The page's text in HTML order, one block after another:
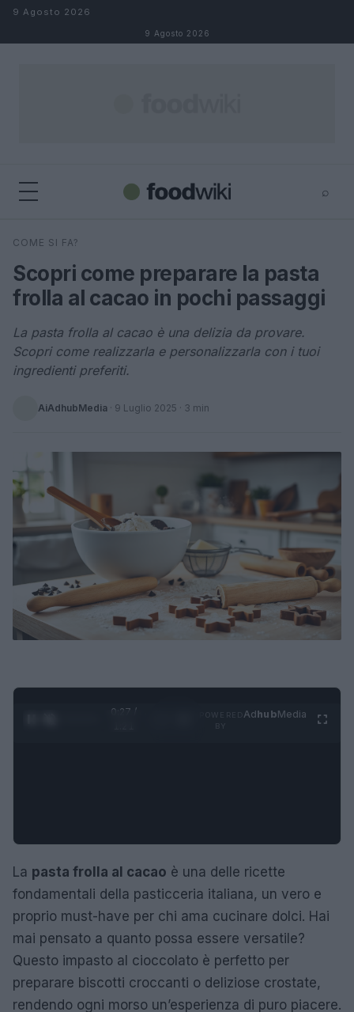
Salta al contenuto
9 Agosto 2026
9 Agosto 2026
⌕
Cerca
COME SI FA?
Scopri come preparare la pasta
frolla al cacao in pochi passaggi
La pasta frolla al cacao è una delizia da provare.
Scopri come realizzarla e personalizzarla con i tuoi
ingredienti preferiti.
AiAdhubMedia · 9 Luglio 2025 · 3 min
0:28 /
AdhubMedia
La pasta frolla al cacao è una delle ricette
fondamentali della pasticceria italiana, un vero e
proprio must-have per chi ama cucinare dolci. Hai
mai pensato a quanto possa essere versatile?
Questo impasto al cioccolato è perfetto per
preparare biscotti croccanti o deliziose crostate,
rendendo ogni morso un’esperienza di puro piacere.